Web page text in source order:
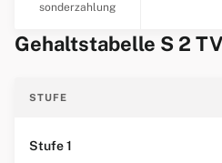
sonderzahlung
Gehaltstabelle S 2
STUFE
Stufe 1